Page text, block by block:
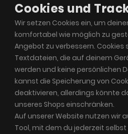
Cookies und
Wir setzen Cookies ein, um
komfortabel wie möglich zu
Angebot zu verbessern. Cookies
Textdateien, die auf deinem
werden und keine persönlichen
kannst die Speicherung von
deaktivieren, allerdings könnte
unseres Shops einschränken.
Auf unserer Website nutzen wir
Tool, mit dem du jederzeit